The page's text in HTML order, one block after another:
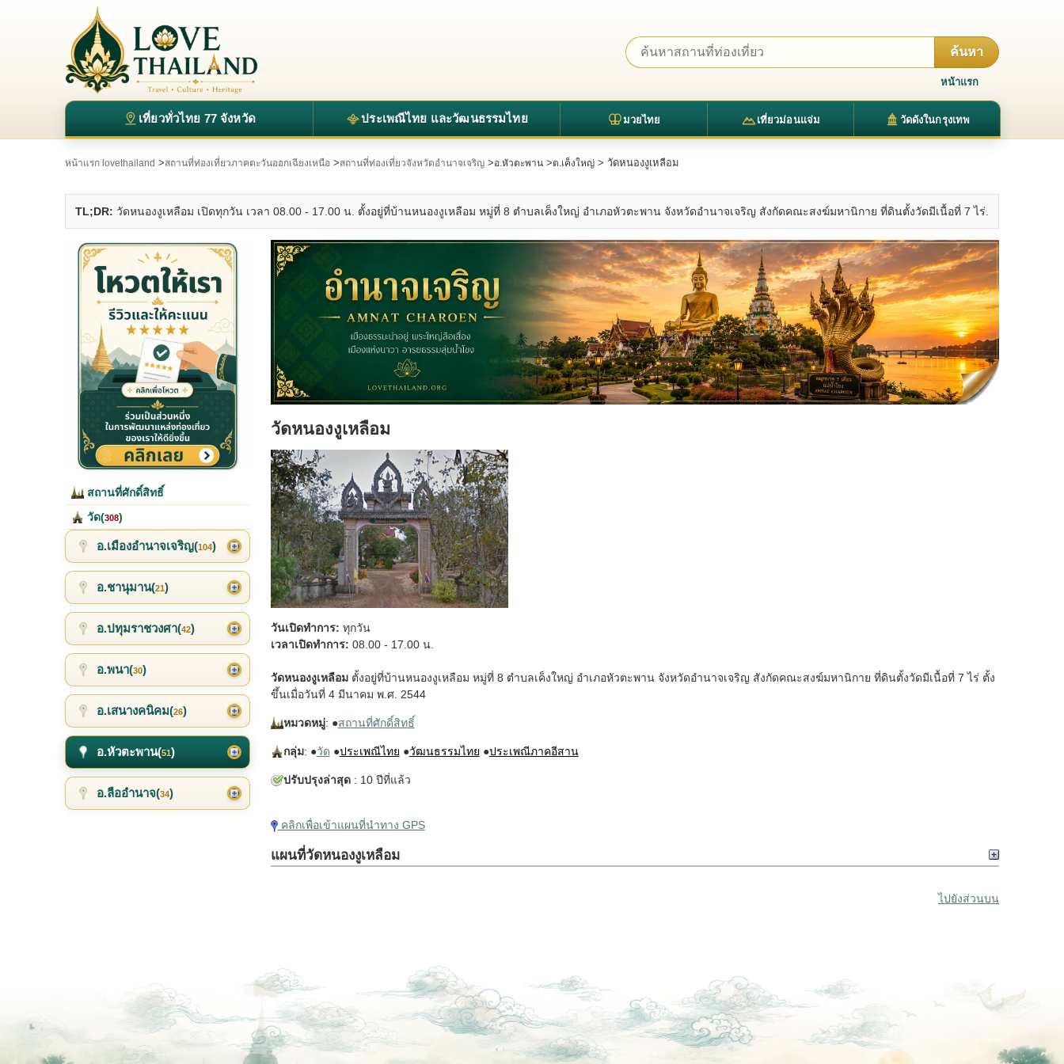
ค้นหา
หน้าแรก
เที่ยวทั่วไทย 77 จังหวัด ประเพณีไทย และวัฒนธรรมไทย มวยไทย เที่ยวม่อนแจ่ม วัดดังในกรุงเทพ
หน้าแรก lovethailand >สถานที่ท่องเที่ยวภาคตะวันออกเฉียงเหนือ >สถานที่ท่องเที่ยวจังหวัดอำนาจเจริญ >อ.หัวตะพาน >ต.เค็งใหญ่ > วัดหนองงูเหลือม
TL;DR: วัดหนองงูเหลือม เปิดทุกวัน เวลา 08.00 - 17.00 น. ตั้งอยู่ที่บ้านหนองงูเหลือม หมู่ที่ 8 ตำบลเค็งใหญ่ อำเภอหัวตะพาน จังหวัดอำนาจเจริญ สังกัดคณะสงฆ์มหานิกาย ที่ดินตั้งวัดมีเนื้อที่ 7 ไร่.
วัดหนองงูเหลือม
วันเปิดทำการ: ทุกวัน
เวลาเปิดทำการ: 08.00 - 17.00 น.
วัดหนองงูเหลือมตั้งอยู่ที่บ้านหนองงูเหลือม หมู่ที่ 8 ตำบลเค็งใหญ่ อำเภอหัวตะพาน จังหวัดอำนาจเจริญ สังกัดคณะสงฆ์มหานิกาย ที่ดินตั้งวัดมีเนื้อที่ 7 ไร่ ตั้ง
ขึ้นเมื่อวันที่ 4 มีนาคม พ.ศ. 2544
หมวดหมู่: ●สถานที่ศักดิ์สิทธิ์
กลุ่ม: ●วัด ●ประเพณีไทย ●วัฒนธรรมไทย ●ประเพณีภาคอีสาน
ปรับปรุงล่าสุด: 10 ปีที่แล้ว
คลิกเพื่อเข้าแผนที่นำทาง GPS
แผนที่วัดหนองงูเหลือม
ไปยังส่วนบน
สถานที่ศักดิ์สิทธิ์
วัด(308)
อ.เมืองอำนาจเจริญ(104)
อ.ชานุมาน(21)
อ.ปทุมราชวงศา(42)
อ.พนา(30)
อ.เสนางคนิคม(26)
อ.หัวตะพาน(51)
อ.ลืออำนาจ(34)